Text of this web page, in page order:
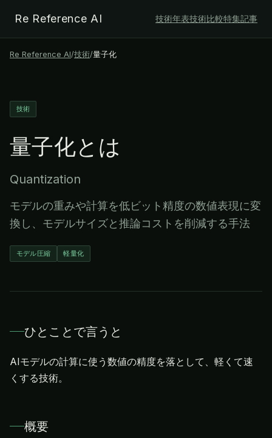
Re Reference AI 技術年表技術比較特集記事
Re Reference AI/技術/量子化
技術
量子化とは
Quantization
モデルの重みや計算を低ビット精度の数値表現に変
換し、モデルサイズと推論コストを削減する手法
モデル圧縮 軽量化
ひとことで言うと
AIモデルの計算に使う数値の精度を落として、軽くて速
くする技術。
概要